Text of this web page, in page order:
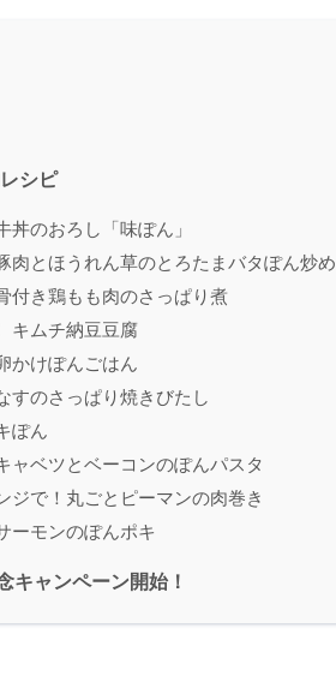
シピ
丼のおろし「味ぽん」
肉とほうれん草のとろたまバタぽん炒め
付き鶏もも肉のさっぱり煮
キムチ納豆豆腐
かけぽんごはん
すのさっぱり焼きびたし
ぽん
ャベツとベーコンのぽんパスタ
ジで！丸ごとピーマンの肉巻き
ーモンのぽんポキ
キャンペーン開始！